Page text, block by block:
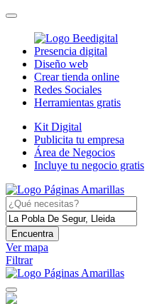
Presencia digital
Diseño web
Crear tienda online
Redes Sociales
Herramientas gratis
Kit Digital
Publicita tu empresa
Área de Negocios
Incluye tu negocio gratis
Encuentra
Ver mapa
Filtrar